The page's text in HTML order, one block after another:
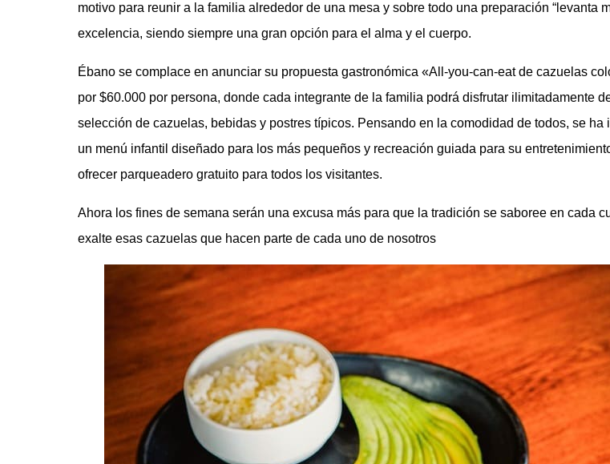
motivo para reunir a la familia alrededor de una mesa y sobre todo una preparación “levanta
excelencia, siendo siempre una gran opción para el alma y el cuerpo.
Ébano se complace en anunciar su propuesta gastronómica «All-you-can-eat de cazuelas
por $60.000 por persona, donde cada integrante de la familia podrá disfrutar ilimitadamente
selección de cazuelas, bebidas y postres típicos. Pensando en la comodidad de todos, se ha
un menú infantil diseñado para los más pequeños y recreación guiada para su
ofrecer parqueadero gratuito para todos los visitantes.
Ahora los fines de semana serán una excusa más para que la tradición se saboree en cada
exalte esas cazuelas que hacen parte de cada uno de nosotros